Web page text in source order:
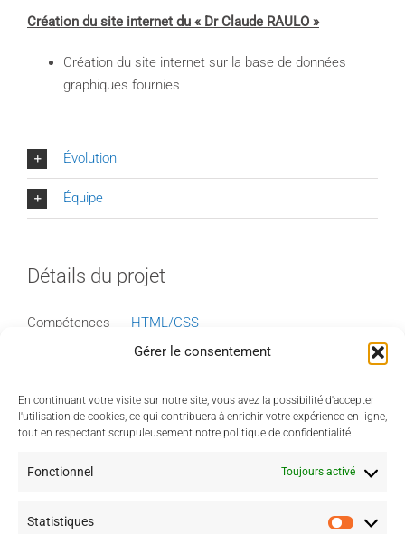
Gérer le consentement
En continuant votre visite sur notre site, vous avez la possibilité d'accepter
l'utilisation de cookies, ce qui contribuera à enrichir votre expérience en ligne,
tout en respectant scrupuleusement notre politique de confidentialité.
Fonctionnel Toujours activé
Statistiques
Création du site internet du « Dr Claude RAULO »
Création du site internet sur la base de données
graphiques fournies
Évolution
Équipe
Détails du projet
Compétences
HTML/CSS